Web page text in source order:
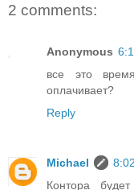
2 comments:
Anonymous
все это
оплачивает?
Reply
Michael
Контора